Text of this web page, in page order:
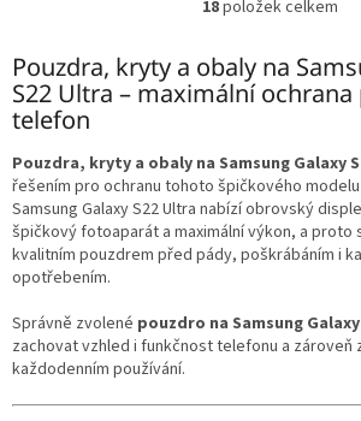
O
l
á
d
c
í
p
r
v
k
v
ý
p
s
18položek celkem
Pouzdra, kryty a obaly na
S22 Ultra – maximální
telefon
Pouzdra, kryty a obaly na Samsung Galaxy
řešením pro ochranu tohoto špičkového modelu
Samsung Galaxy S22 Ultra nabízí obrovský
špičkový fotoaparát a maximální výkon, a proto
kvalitním pouzdrem před pády, poškrábáním i
opotřebením.
Správně zvolené pouzdro na Samsung
zachovat vzhled i funkčnost telefonu a zároveň
každodenním používání.